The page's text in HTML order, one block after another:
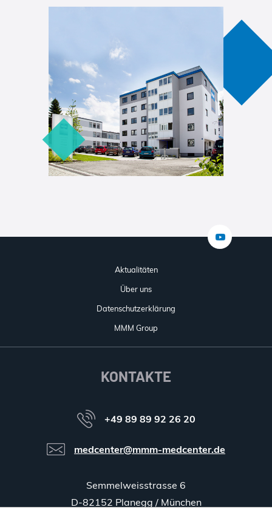
Aktualitäten
Über uns
Datenschutzerklärung
MMM Group
KONTAKTE
+49 89 89 92 26 20
medcenter@mmm-medcenter.de
Semmelweisstrasse 6
D-82152 Planegg / München